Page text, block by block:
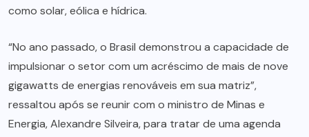
como solar, eólica e hídrica.
“No ano passado, o Brasil demonstrou a capacidade de
impulsionar o setor com um acréscimo de mais de nove
gigawatts de energias renováveis em sua matriz”,
ressaltou após se reunir com o ministro de Minas e
Energia, Alexandre Silveira, para tratar de uma agenda